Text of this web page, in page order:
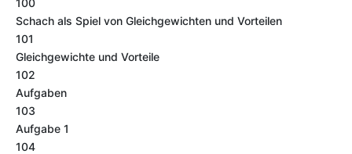
100
Schach als Spiel von Gleichgewichten und Vorteilen
101
Gleichgewichte und Vorteile
102
Aufgaben
103
Aufgabe 1
104